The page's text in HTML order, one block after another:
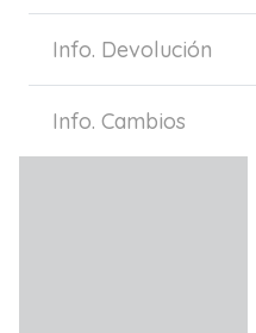
Info. Devolución
Info. Cambios